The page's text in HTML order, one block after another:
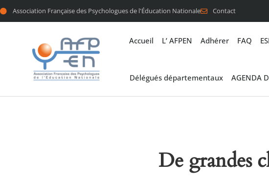
Association Française des Psychologues de l'Éducation Nationale Contact
Accueil L’ AFPEN Adhérer FAQ
Délégués départementaux AGENDA
De grandes